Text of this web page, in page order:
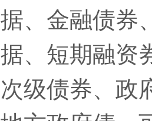
据、金融债券
据、短期融资
次级债券、政